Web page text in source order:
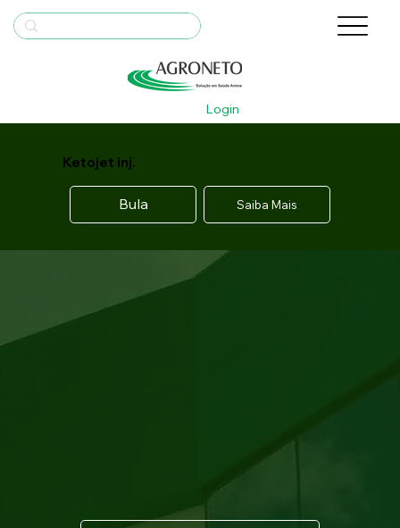
Login
Ketojet inj.
Bula Saiba Mais